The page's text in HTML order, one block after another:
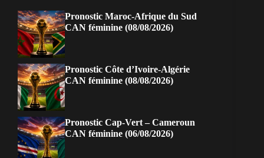
Pronostic Maroc-Afrique du Sud
CAN féminine (08/08/2026)
Pronostic Côte d’Ivoire-Algérie
CAN féminine (08/08/2026)
Pronostic Cap-Vert – Cameroun
CAN féminine (06/08/2026)